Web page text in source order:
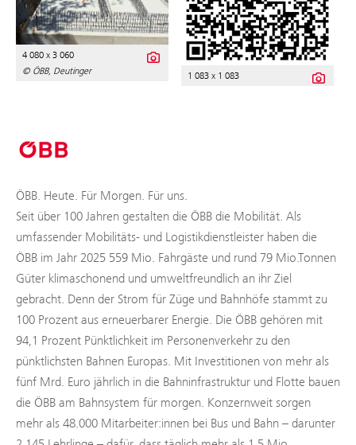
4 080 x 3 060
© ÖBB, Deutinger
1 083 x 1 083
ÖBB. Heute. Für Morgen. Für uns.
Seit über 100 Jahren gestalten die ÖBB die Mobilität. Als
umfassender Mobilitäts- und Logistikdienstleister haben die
ÖBB im Jahr 2025 559 Mio. Fahrgäste und rund 79 Mio.Tonnen
Güter klimaschonend und umweltfreundlich an ihr Ziel
gebracht. Denn der Strom für Züge und Bahnhöfe stammt zu
100 Prozent aus erneuerbarer Energie. Die ÖBB gehören mit
94,1 Prozent Pünktlichkeit im Personenverkehr zu den
pünktlichsten Bahnen Europas. Mit Investitionen von mehr als
fünf Mrd. Euro jährlich in die Bahninfrastruktur und Flotte bauen
die ÖBB am Bahnsystem für morgen. Konzernweit sorgen
mehr als 48.000 Mitarbeiter:innen bei Bus und Bahn – darunter